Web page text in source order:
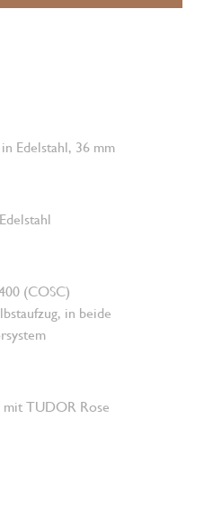
Edelstahl, 36 mm
(COSC)
in beide
mit TUDOR Rose